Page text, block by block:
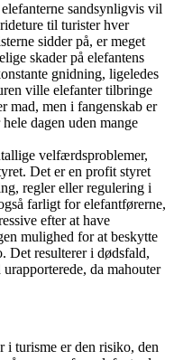
sandsynligvis vil
til turister hver
sidder på, er meget
skader på elefantens
gnidning, ligeledes
ville elefanter tilbringe
mad, men i fangenskab er
dagen uden mange
velfærdsproblemer,
Det er en profit styret
regler eller regulering i
farligt for elefantførerne,
efter at have
mulighed for at beskytte
Det resulterer i dødsfald,
da mahouter
i turisme er den risiko, den